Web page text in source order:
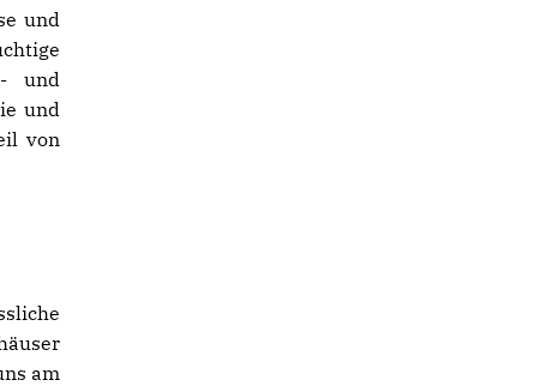
und
und
und
von
am